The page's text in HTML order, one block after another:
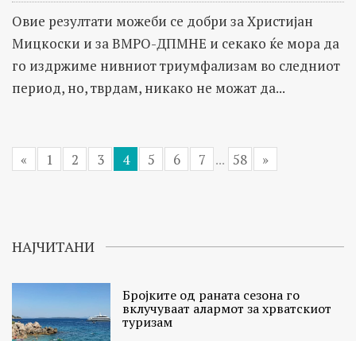
Овие резултати можеби се добри за Христијан
Мицкоски и за ВМРО-ДПМНЕ и секако ќе мора да
го издржиме нивниот триумфализам во следниот
период, но, тврдам, никако не можат да...
« 1 2 3 4 5 6 7 ... 58 »
НАЈЧИТАНИ
Бројките од раната сезона го
вклучуваат алармот за хрватскиот
туризам